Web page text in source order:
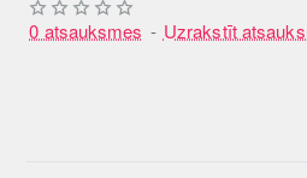
0 atsauksmes - Uzrakstīt